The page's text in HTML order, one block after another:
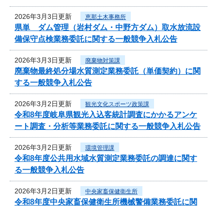
2026年3月3日更新 恵那土木事務所
県単 ダム管理（岩村ダム・中野方ダム）取水放流設
備保守点検業務委託に関する一般競争入札公告
2026年3月3日更新 廃棄物対策課
廃棄物最終処分場水質測定業務委託（単価契約）に関
する一般競争入札公告
2026年3月2日更新 観光文化スポーツ政策課
令和8年度岐阜県観光入込客統計調査にかかるアンケ
ート調査・分析等業務委託に関する一般競争入札公告
2026年3月2日更新 環境管理課
令和8年度公共用水域水質測定業務委託の調達に関す
る一般競争入札公告
2026年3月2日更新 中央家畜保健衛生所
令和8年度中央家畜保健衛生所機械警備業務委託に関